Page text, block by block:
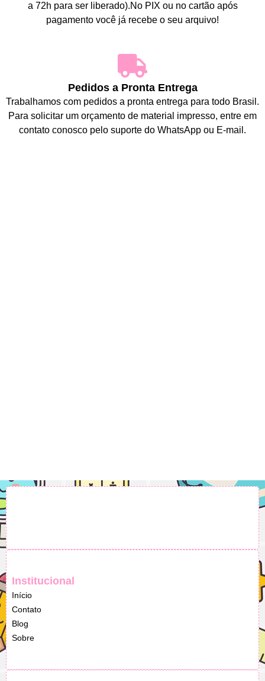
a 72h para ser liberado).No PIX ou no cartão após
pagamento você já recebe o seu arquivo!
Pedidos a Pronta Entrega
Trabalhamos com pedidos a pronta entrega para todo Brasil.
Para solicitar um orçamento de material impresso, entre em
contato conosco pelo suporte do WhatsApp ou E-mail.
Institucional
Início
Contato
Blog
Sobre